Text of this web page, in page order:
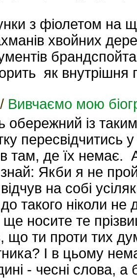
з фіолетом на
хвойних
брандспойта
як
Вивчаємо мою
обережний із
там, де їх
Якби я не
на собі
такого ніколи
носите те
що ти проти тих
І в цьому
- чесні слова,